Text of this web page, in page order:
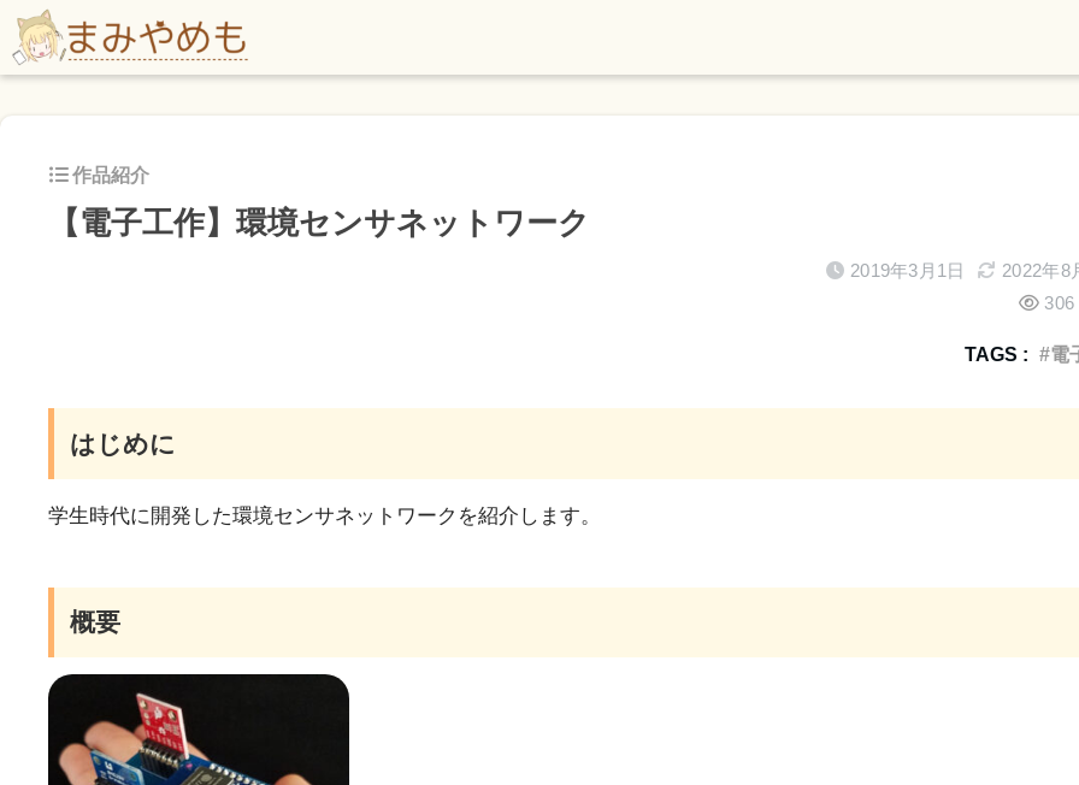
作品紹介
【電子工作】環境センサネットワーク
2019年3月1日
2022年8
TAGS : 電
はじめに
学生時代に開発した環境センサネットワークを紹介します。
概要